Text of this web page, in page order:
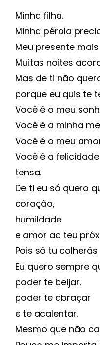
Minha filha.
Minha pérola
Meu presente
Muitas noites
Mas de ti não
porque eu quis te
Você é o meu
Você é a minha
Você é o meu
Você é a
tensa.
De ti eu só quero
coração,
humildade
e amor ao teu
Pois só tu
Eu quero sempre
poder te beijar,
poder te abraçar
e te acalentar.
Mesmo que não